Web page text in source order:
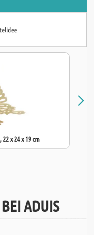
x 24 x 19 cm
ADUIS